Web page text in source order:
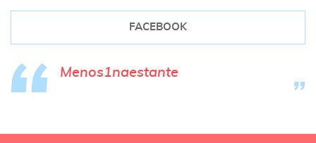
FACEBOOK
Menos1naestante